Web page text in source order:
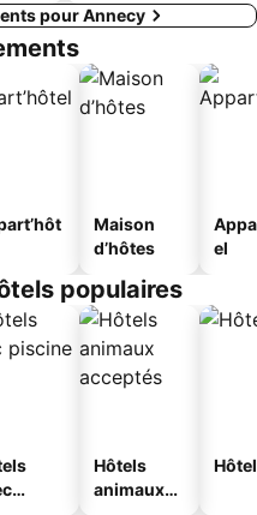
pour Annecy
Maison
d’hôtes
el
populaires
Hôtels
animaux